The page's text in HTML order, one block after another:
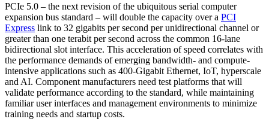
PCIe 5.0 – the next revision of the ubiquitous serial computer
expansion bus standard – will double the capacity over a PCI
Express link to 32 gigabits per second per unidirectional channel or
greater than one terabit per second across the common 16-lane
bidirectional slot interface. This acceleration of speed correlates with
the performance demands of emerging bandwidth- and compute-
intensive applications such as 400-Gigabit Ethernet, IoT, hyperscale
and AI. Component manufacturers need test platforms that will
validate performance according to the standard, while maintaining
familiar user interfaces and management environments to minimize
training needs and startup costs.